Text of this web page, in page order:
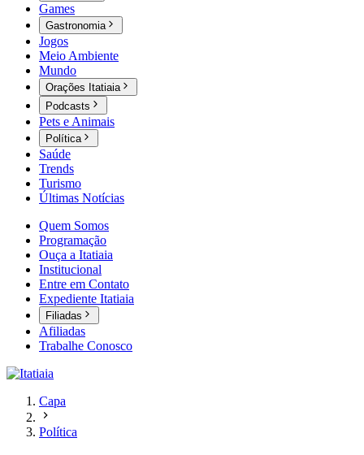
Games
Gastronomia
Jogos
Meio Ambiente
Mundo
Orações Itatiaia
Podcasts
Pets e Animais
Política
Saúde
Trends
Turismo
Últimas Notícias
Quem Somos
Programação
Ouça a Itatiaia
Institucional
Entre em Contato
Expediente Itatiaia
Filiadas
Afiliadas
Trabalhe Conosco
Capa
Política